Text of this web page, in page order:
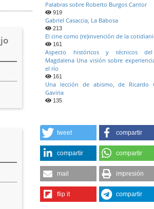
Palabras sobre Roberto Burgos Cantor
919
Gabriel Casaccia, La Babosa
213
El cine como (re)invención de la
161
Aspecto históricos y técnicos
Magdalena Una visión sobre
el río
161
Una lección de abismo, de Ricardo
Gaviria
135
tweet compartir
compartir compartir
mail impresión
flip it compartir